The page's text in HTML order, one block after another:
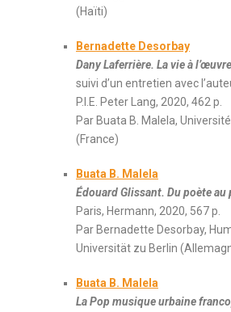
(Haïti)
Bernadette Desorbay
Dany Laferrière. La vie à
suivi d’un entretien avec
P.I.E. Peter Lang, 2020, 462 p.
Par Buata B. Malela,
(France)
Buata B. Malela
Édouard Glissant. Du poète au
Paris, Hermann, 2020, 567 p.
Par Bernadette Desorbay,
Universität zu Berlin
Buata B. Malela
La Pop musique urbaine